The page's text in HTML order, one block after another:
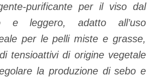
purificante per il viso dal
e leggero, adatto all’uso
per le pelli miste e grasse,
tensioattivi di origine vegetale
la produzione di sebo e